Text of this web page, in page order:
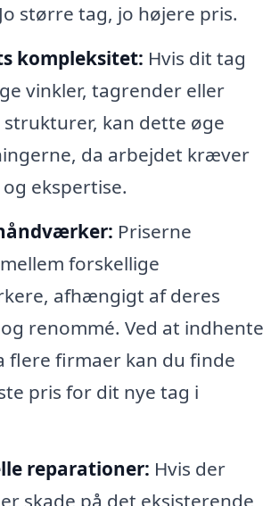
større tag, jo højere pris.
kompleksitet: Hvis dit tag
vinkler, tagrender eller
strukturer, kan dette øge
da arbejdet kræver
ekspertise.
Priserne
forskellige
afhængigt af deres
renommé. Ved at indhente
flere firmaer kan du finde
pris for dit nye tag i
reparationer: Hvis der
skade på det eksisterende